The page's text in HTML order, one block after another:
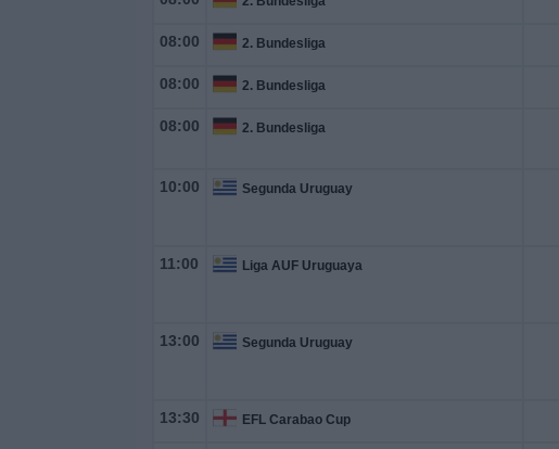
08:00 2. Bundesliga
08:00 2. Bundesliga
08:00 2. Bundesliga
10:00 Segunda Uruguay
11:00 Liga AUF Uruguaya
13:00 Segunda Uruguay
13:30 EFL Carabao Cup